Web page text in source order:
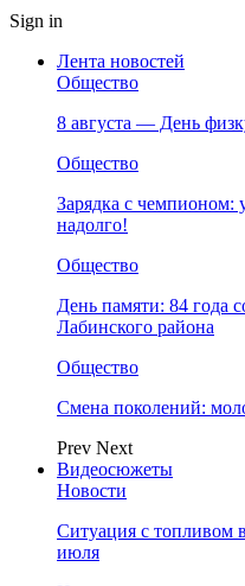
Sign in
Лента новостей
Общество
8 августа — День
Общество
Зарядка с чемпионом:
надолго!
Общество
День памяти: 84 года
Лабинского района
Общество
Смена поколений:
Prev Next
Видеосюжеты
Новости
Ситуация с топливом
июля